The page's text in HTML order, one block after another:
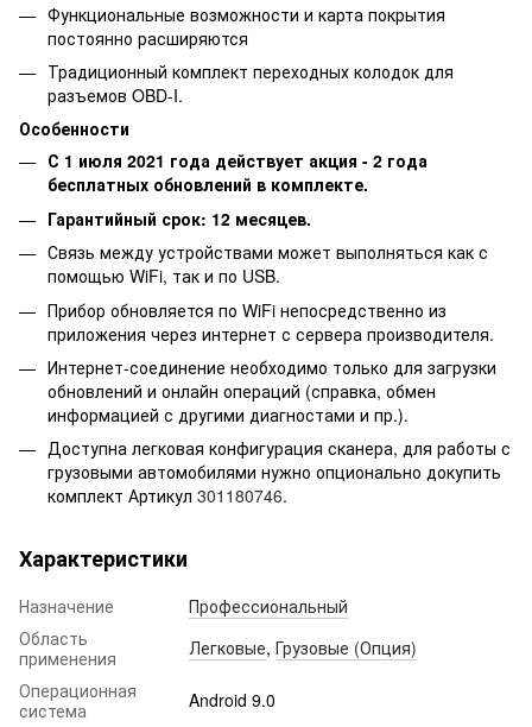
Функциональные возможности и карта покрытия
постоянно расширяются
Традиционный комплект переходных колодок для
разъемов OBD-I.
Особенности
С 1 июля 2021 года действует акция - 2 года
бесплатных обновлений в комплекте.
Гарантийный срок: 12 месяцев.
Связь между устройствами может выполняться как с
помощью WiFi, так и по USB.
Прибор обновляется по WiFi непосредственно из
приложения через интернет с сервера производителя.
Интернет-соединение необходимо только для загрузки
обновлений и онлайн операций (справка, обмен
информацией с другими диагностами и пр.).
Доступна легковая конфигурация сканера, для работы с
грузовыми автомобилями нужно опционально докупить
комплект Артикул 301180746.
Характеристики
Назначение
Профессиональный
Область
применения
Легковые, Грузовые (Опция)
Операционная
система
Android 9.0